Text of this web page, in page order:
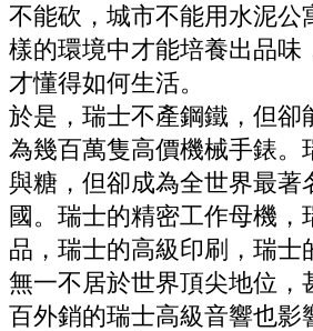
不能砍，城市不能用水泥公
樣的環境中才能培養出品味
才懂得如何生活。
於是，瑞士不產鋼鐵，但卻
為幾百萬隻高價機械手錶。
與糖，但卻成為全世界最著
國。瑞士的精密工作母機，
品，瑞士的高級印刷，瑞士
無一不居於世界頂尖地位，
百外銷的瑞士高級音響也影